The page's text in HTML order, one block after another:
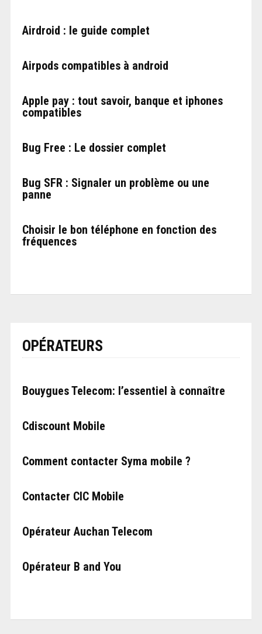
Airdroid : le guide complet
Airpods compatibles à android
Apple pay : tout savoir, banque et iphones
compatibles
Bug Free : Le dossier complet
Bug SFR : Signaler un problème ou une
panne
Choisir le bon téléphone en fonction des
fréquences
OPÉRATEURS
Bouygues Telecom: l’essentiel à connaître
Cdiscount Mobile
Comment contacter Syma mobile ?
Contacter CIC Mobile
Opérateur Auchan Telecom
Opérateur B and You